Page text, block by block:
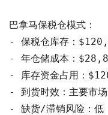
巴拿马保税仓模式：
- 保税仓库存：
- 年仓储成本：
- 库存资金占用：
- 到货时效：主要市
- 缺货/滞销风险：低